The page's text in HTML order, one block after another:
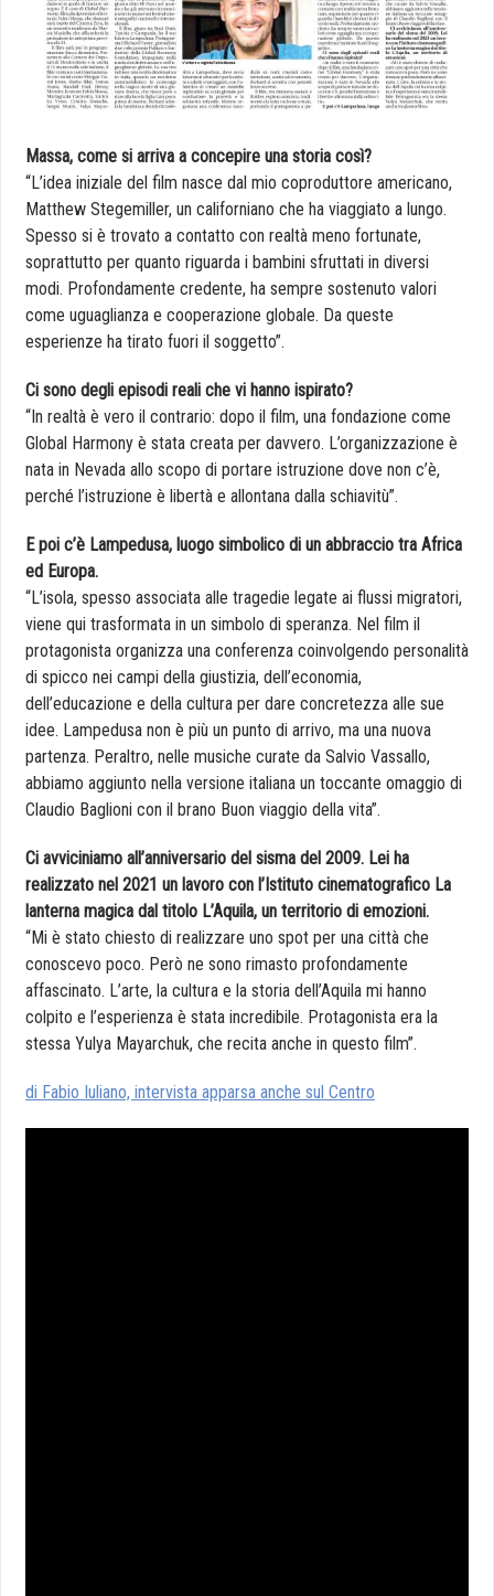
Massa, come si arriva a concepire una storia così?
“L’idea iniziale del film nasce dal mio coproduttore americano,
Matthew Stegemiller, un californiano che ha viaggiato a lungo.
Spesso si è trovato a contatto con realtà meno fortunate,
soprattutto per quanto riguarda i bambini sfruttati in diversi
modi. Profondamente credente, ha sempre sostenuto valori
come uguaglianza e cooperazione globale. Da queste
esperienze ha tirato fuori il soggetto”.
Ci sono degli episodi reali che vi hanno ispirato?
“In realtà è vero il contrario: dopo il film, una fondazione come
Global Harmony è stata creata per davvero. L’organizzazione è
nata in Nevada allo scopo di portare istruzione dove non c’è,
perché l’istruzione è libertà e allontana dalla schiavitù”.
E poi c’è Lampedusa, luogo simbolico di un abbraccio tra Africa
ed Europa.
“L’isola, spesso associata alle tragedie legate ai flussi migratori,
viene qui trasformata in un simbolo di speranza. Nel film il
protagonista organizza una conferenza coinvolgendo personalità
di spicco nei campi della giustizia, dell’economia,
dell’educazione e della cultura per dare concretezza alle sue
idee. Lampedusa non è più un punto di arrivo, ma una nuova
partenza. Peraltro, nelle musiche curate da Salvio Vassallo,
abbiamo aggiunto nella versione italiana un toccante omaggio di
Claudio Baglioni con il brano Buon viaggio della vita”.
Ci avviciniamo all’anniversario del sisma del 2009. Lei ha
realizzato nel 2021 un lavoro con l’Istituto cinematografico La
lanterna magica dal titolo L’Aquila, un territorio di emozioni.
“Mi è stato chiesto di realizzare uno spot per una città che
conoscevo poco. Però ne sono rimasto profondamente
affascinato. L’arte, la cultura e la storia dell’Aquila mi hanno
colpito e l’esperienza è stata incredibile. Protagonista era la
stessa Yulya Mayarchuk, che recita anche in questo film”.
di Fabio Iuliano, intervista apparsa anche sul Centro